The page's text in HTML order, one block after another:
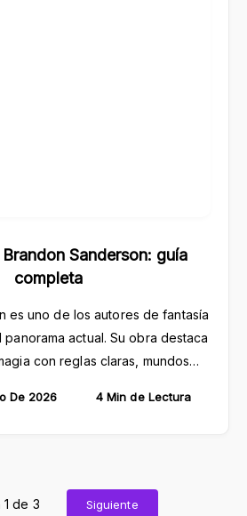
Sanderson: guía
completa
es uno de los autores de fantasía
actual. Su obra destaca
con reglas claras, mundos…
De 2026 4 Min de Lectura
1 de 3 Siguiente